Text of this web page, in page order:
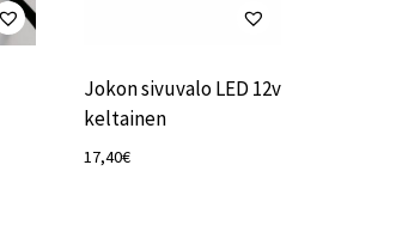
Jokon sivuvalo LED 12v
keltainen
17,40€